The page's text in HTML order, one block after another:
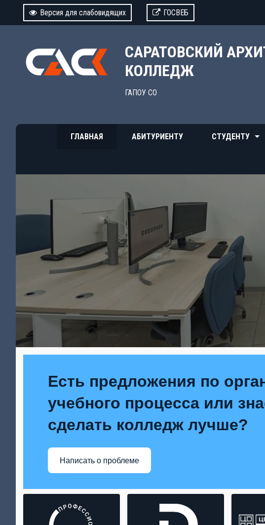
Версия для слабовидящих ГОСВЕБ
САРАТОВСКИЙ
КОЛЛЕДЖ
ГАПОУ СО
ГЛАВНАЯ АБИТУРИЕНТУ СТУДЕНТУ
Есть предложения по
учебного процесса или
сделать колледж лучше?
Написать о проблеме